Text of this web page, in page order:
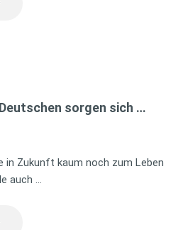
sorgen sich …
in Zukunft kaum noch zum Leben
auch …